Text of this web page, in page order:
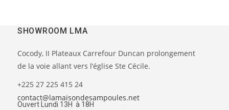
SHOWROOM LMA
Cocody, II Plateaux Carrefour Duncan prolongement
de la voie allant vers l’église Ste Cécile.
+225 27 225 415 24
contact@lamaisondesampoules.net
Ouvert Lundi 13H à 18H